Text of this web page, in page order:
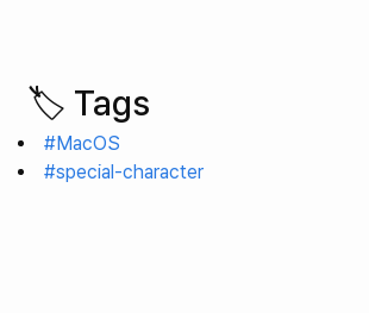
🏷️ Tags
#MacOS
#special-character